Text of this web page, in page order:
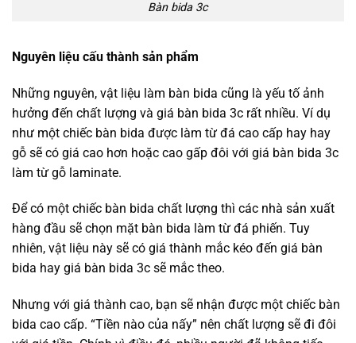
Bàn bida 3c
Nguyên liệu cấu thành sản phẩm
Những nguyên, vật liệu làm bàn bida cũng là yếu tố ảnh
hưởng đến chất lượng và giá bàn bida 3c rất nhiều. Ví dụ
như một chiếc bàn bida được làm từ đá cao cấp hay hay
gỗ sẽ có giá cao hơn hoặc cao gấp đôi với giá bàn bida 3c
làm từ gỗ laminate.
Để có một chiếc bàn bida chất lượng thì các nhà sản xuất
hàng đầu sẽ chọn mặt bàn bida làm từ đá phiến. Tuy
nhiên, vật liệu này sẽ có giá thành mắc kéo đến giá bàn
bida hay giá bàn bida 3c sẽ mắc theo.
Nhưng với giá thành cao, bạn sẽ nhận được một chiếc bàn
bida cao cấp. “Tiền nào của nấy” nên chất lượng sẽ đi đôi